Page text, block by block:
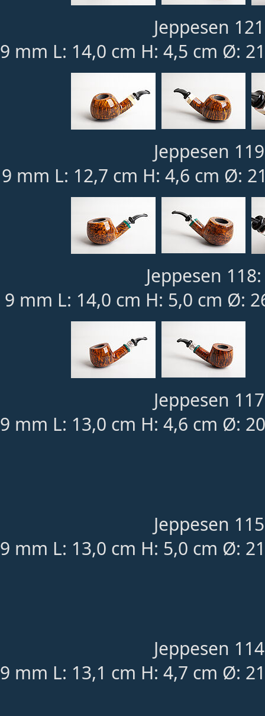
Jeppesen
9 mm L: 14,0 cm H: 4,5 cm Ø:
Jeppesen
9 mm L: 12,7 cm H: 4,6 cm Ø:
Jeppesen
9 mm L: 14,0 cm H: 5,0 cm Ø:
Jeppesen
9 mm L: 13,0 cm H: 4,6 cm Ø:
Jeppesen
9 mm L: 13,0 cm H: 5,0 cm Ø:
Jeppesen
9 mm L: 13,1 cm H: 4,7 cm Ø: